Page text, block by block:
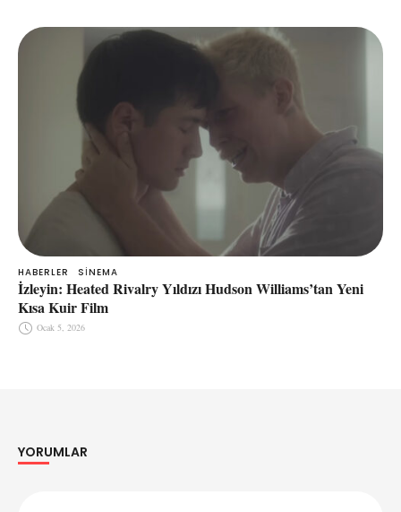
HABERLER SINEMA
İzleyin: Heated Rivalry Yıldızı Hudson Williams’tan Yeni
Kısa Kuir Film
Ocak 5, 2026
YORUMLAR